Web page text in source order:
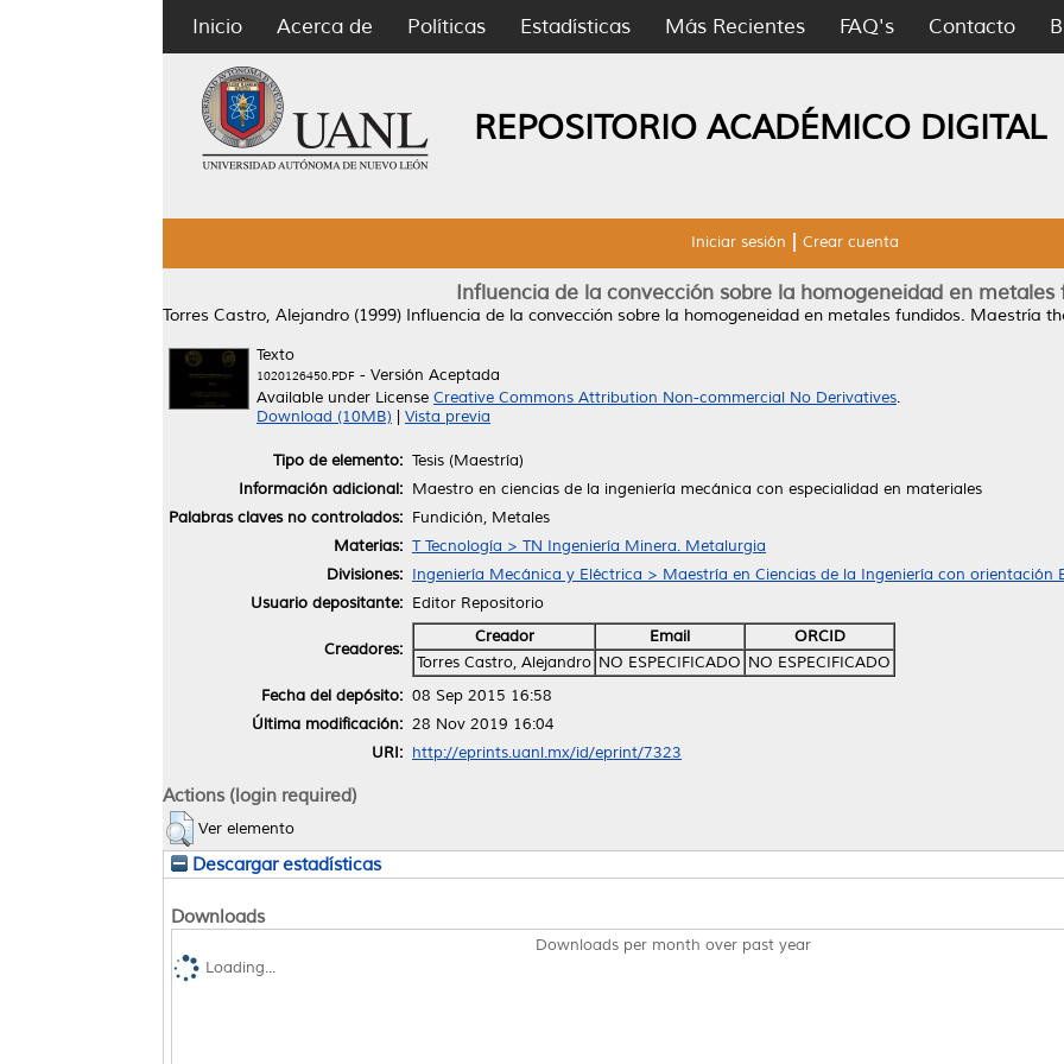
Inicio Acerca de Políticas Estadísticas Más Recientes FAQ's Contacto
REPOSITORIO ACADÉMICO DIGITAL
Iniciar sesión Crear cuenta
Influencia de la convección sobre la homogeneidad en metales
Torres Castro, Alejandro (1999) Influencia de la convección sobre la homogeneidad en metales fundidos. Maestría
Texto
1020126450.PDF - Versión Aceptada
Available under License Creative Commons Attribution Non-commercial No Derivatives.
Download (10MB)
Vista previa
Tipo de elemento: Tesis (Maestría)
Información adicional: Maestro en ciencias de la ingeniería mecánica con especialidad en materiales
Palabras claves no controlados: Fundición, Metales
Materias: T Tecnología > TN Ingeniería Minera. Metalurgia
Divisiones: Ingeniería Mecánica y Eléctrica > Maestría en Ciencias de la Ingeniería con orientación
Usuario depositante: Editor Repositorio
Creadores:
Creador Email
ORCID
Torres Castro, Alejandro NO ESPECIFICADO NO ESPECIFICADO
Fecha del depósito: 08 Sep 2015 16:58
Última modificación: 28 Nov 2019 16:04
URI: http://eprints.uanl.mx/id/eprint/7323
Actions (login required)
Ver elemento
Descargar estadísticas
Downloads
Downloads per month over past year
Loading...